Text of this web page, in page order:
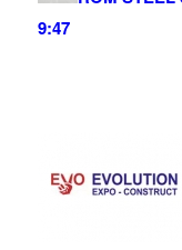
9:47